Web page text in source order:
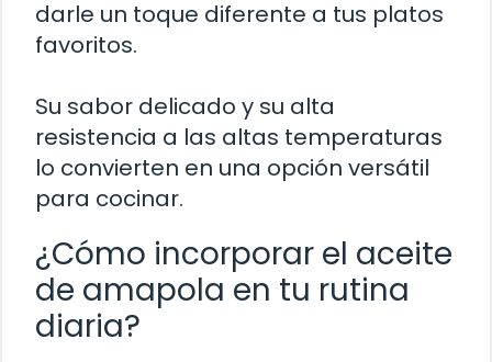
darle un toque diferente a tus platos
favoritos.
Su sabor delicado y su alta
resistencia a las altas temperaturas
lo convierten en una opción versátil
para cocinar.
¿Cómo incorporar el aceite
de amapola en tu rutina
diaria?